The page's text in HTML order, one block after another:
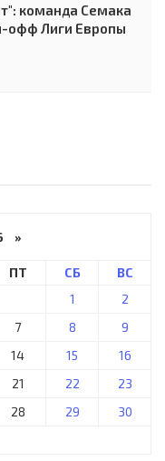
команда Семака
офф Лиги Европы
»
ПТ СБ
ВС
1
2
7 8
9
14 15
16
21 22
23
28 29
30